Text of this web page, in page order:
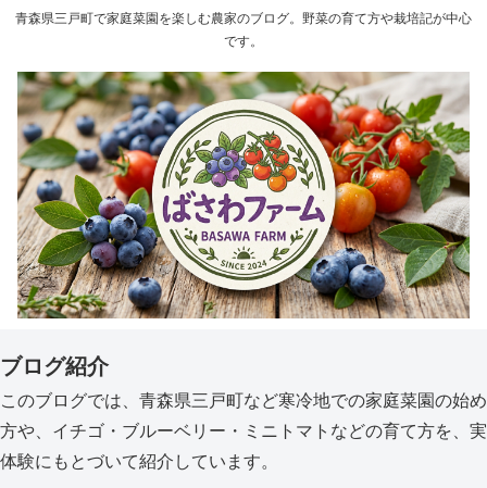
青森県三戸町で家庭菜園を楽しむ農家のブログ。野菜の育て方や栽培記が中心
です。
ブログ紹介
このブログでは、青森県三戸町など寒冷地での家庭菜園の始め
方や、イチゴ・ブルーベリー・ミニトマトなどの育て方を、実
体験にもとづいて紹介しています。